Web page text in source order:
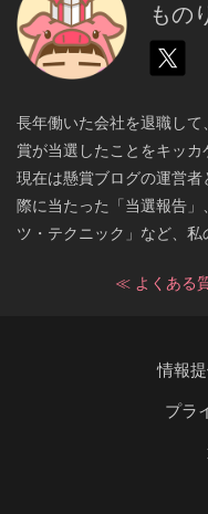
もの
長年働いた会社を退職し
賞が当選したことをキッカ
現在は懸賞ブログの運営
際に当たった「当選報告
ツ・テクニック」など、私
≪ よくある
情報
プラ